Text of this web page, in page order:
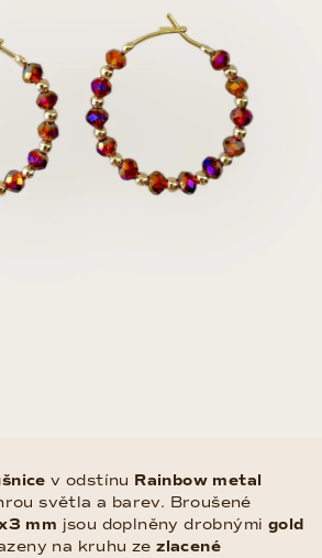
v odstínu Rainbow metal
světla a barev. Broušené
mm jsou doplněny drobnými gold
na kruhu zezlacené